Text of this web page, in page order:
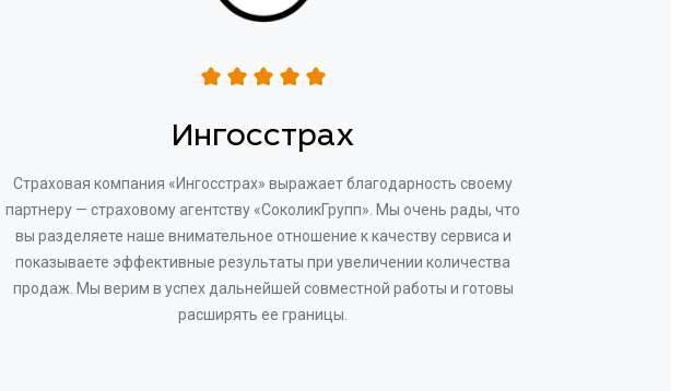
Ингосстрах
Страховая компания «Ингосстрах» выражает благодарность своему
партнеру — страховому агентству «СоколикГрупп». Мы очень рады, что
вы разделяете наше внимательное отношение к качеству сервиса и
показываете эффективные результаты при увеличении количества
продаж. Мы верим в успех дальнейшей совместной работы и готовы
расширять ее границы.